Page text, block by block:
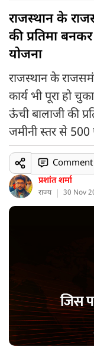
राजस्थान के
की प्रतिमा
योजना
राजस्थान के
कार्य भी पूरा हो
ऊंची बालाजी की
जमीनी स्तर से
प्रशांत शर्मा
राज्य 30 Nov
Comment